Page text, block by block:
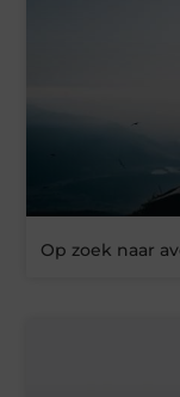
Op zoek naar